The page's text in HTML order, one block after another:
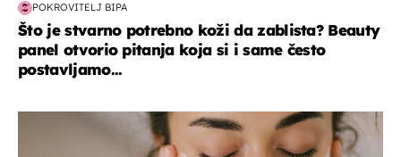
POKROVITELJ BIPA
Što je stvarno potrebno koži da zablista? Beauty
panel otvorio pitanja koja si i same često
postavljamo...
moda & ljepota